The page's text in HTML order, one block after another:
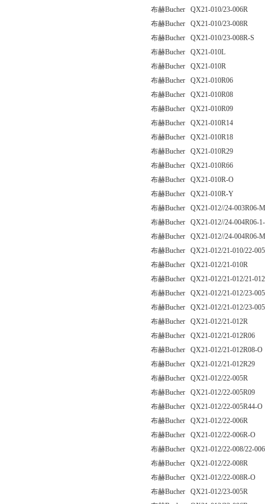
布赫Bucher QX21-010/23-006R
布赫Bucher QX21-010/23-008R
布赫Bucher QX21-010/23-008R-S
布赫Bucher QX21-010L
布赫Bucher QX21-010R
布赫Bucher QX21-010R06
布赫Bucher QX21-010R08
布赫Bucher QX21-010R09
布赫Bucher QX21-010R14
布赫Bucher QX21-010R18
布赫Bucher QX21-010R29
布赫Bucher QX21-010R66
布赫Bucher QX21-010R-O
布赫Bucher QX21-010R-Y
布赫Bucher QX21-012//24-003R06-
布赫Bucher QX21-012//24-004R06-
布赫Bucher QX21-012//24-004R06-
布赫Bucher QX21-012/21-010/22-
布赫Bucher QX21-012/21-010R
布赫Bucher QX21-012/21-012/21-
布赫Bucher QX21-012/21-012/23-
布赫Bucher QX21-012/21-012/23-
布赫Bucher QX21-012/21-012R
布赫Bucher QX21-012/21-012R06
布赫Bucher QX21-012/21-012R08-O
布赫Bucher QX21-012/21-012R29
布赫Bucher QX21-012/22-005R
布赫Bucher QX21-012/22-005R09
布赫Bucher QX21-012/22-005R44-O
布赫Bucher QX21-012/22-006R
布赫Bucher QX21-012/22-006R-O
布赫Bucher QX21-012/22-008/22-
布赫Bucher QX21-012/22-008R
布赫Bucher QX21-012/22-008R-O
布赫Bucher QX21-012/23-005R